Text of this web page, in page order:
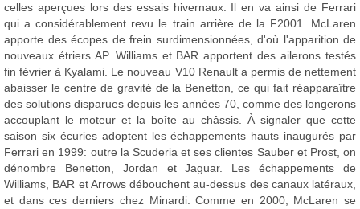
celles aperçues lors des essais hivernaux. Il en va ainsi de Ferrari
qui a considérablement revu le train arrière de la F2001. McLaren
apporte des écopes de frein surdimensionnées, d'où l'apparition de
nouveaux étriers AP. Williams et BAR apportent des ailerons testés
fin février à Kyalami. Le nouveau V10 Renault a permis de nettement
abaisser le centre de gravité de la Benetton, ce qui fait réapparaître
des solutions disparues depuis les années 70, comme des longerons
accouplant le moteur et la boîte au châssis. À signaler que cette
saison six écuries adoptent les échappements hauts inaugurés par
Ferrari en 1999: outre la Scuderia et ses clientes Sauber et Prost, on
dénombre Benetton, Jordan et Jaguar. Les échappements de
Williams, BAR et Arrows débouchent au-dessus des canaux latéraux,
et dans ces derniers chez Minardi. Comme en 2000, McLaren se